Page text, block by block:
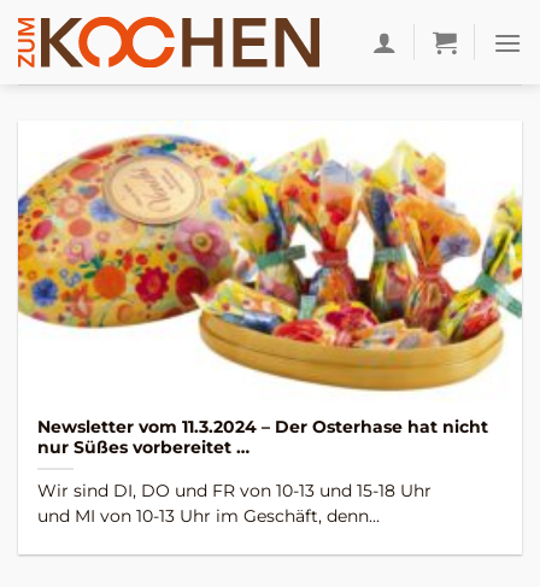
Zum
Inhalt
springen
Newsletter vom 11.3.2024 – Der Osterhase hat nicht
nur Süßes vorbereitet …
Wir sind DI, DO und FR von 10-13 und 15-18 Uhr
und MI von 10-13 Uhr im Geschäft, denn...